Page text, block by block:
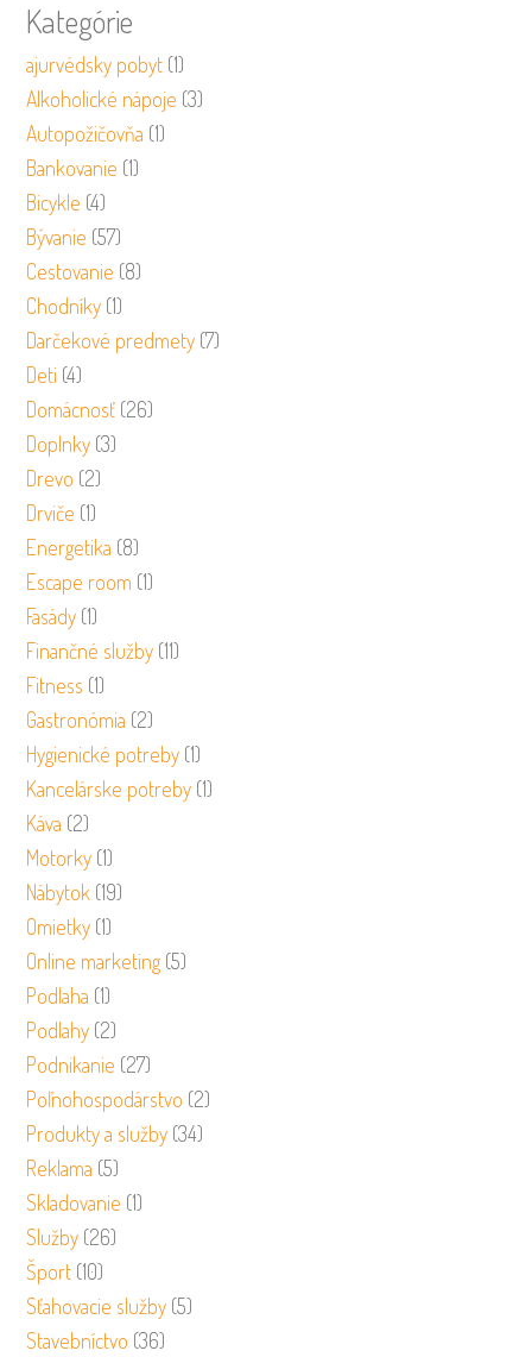
Kategórie
ajurvédsky pobyt (1)
Alkoholické nápoje (3)
Autopožičovňa (1)
Bankovanie (1)
Bicykle (4)
Bývanie (57)
Cestovanie (8)
Chodníky (1)
Darčekové predmety (7)
Deti (4)
Domácnosť (26)
Doplnky (3)
Drevo (2)
Drviče (1)
Energetika (8)
Escape room (1)
Fasády (1)
Finančné služby (11)
Fitness (1)
Gastronómia (2)
Hygienické potreby (1)
Kancelárske potreby (1)
Káva (2)
Motorky (1)
Nábytok (19)
Omietky (1)
Online marketing (5)
Podlaha (1)
Podlahy (2)
Podnikanie (27)
Poľnohospodárstvo (2)
Produkty a služby (34)
Reklama (5)
Skladovanie (1)
Služby (26)
Šport (10)
Sťahovacie služby (5)
Stavebníctvo (36)